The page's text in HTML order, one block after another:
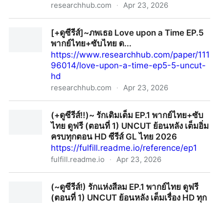
researchhub.com · Apr 23, 2026
[+ดูซีรีส์]~ภพเธอ Love upon a Time EP.5
พากย์ไทย+ซับไทย ด...
https://www.researchhub.com/paper/111
96014/love-upon-a-time-ep5-5-uncut-
hd
researchhub.com · Apr 23, 2026
(+ดูซีรีส์‼️)~ รักเติมเต็ม EP.1 พากย์ไทย+ซับ
ไทย ดูฟรี (ตอนที่ 1) UNCUT ย้อนหลัง เต็มอิ่ม
ครบทุกตอน HD ซีรีส์ GL ไทย 2026
https://fulfill.readme.io/reference/ep1
fulfill.readme.io · Apr 23, 2026
ที่ 1) UNCUT ย้อนหลัง เต็มอิ่มครบทุกตอน HD ซีรีส์ GL
(~ดูซีรีส์!) รักแห่งสีลม EP.1 พากย์ไทย ดูฟรี
(ตอนที่ 1) UNCUT ย้อนหลัง เต็มเรื่อง HD ทุก